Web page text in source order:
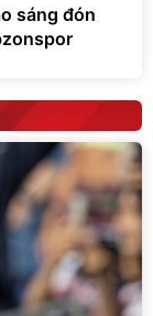
sáng đón